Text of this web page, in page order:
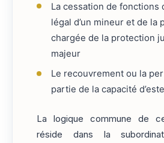
La cessation de fonctions
légal d’un mineur et de la
chargée de la protection
majeur
Le recouvrement ou la
partie de la capacité
La logique commune de
réside dans la